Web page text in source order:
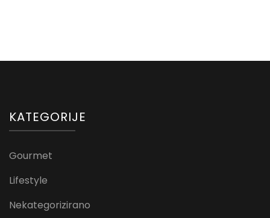
KATEGORIJE
Gourmet
Lifestyle
Nekategorizirano